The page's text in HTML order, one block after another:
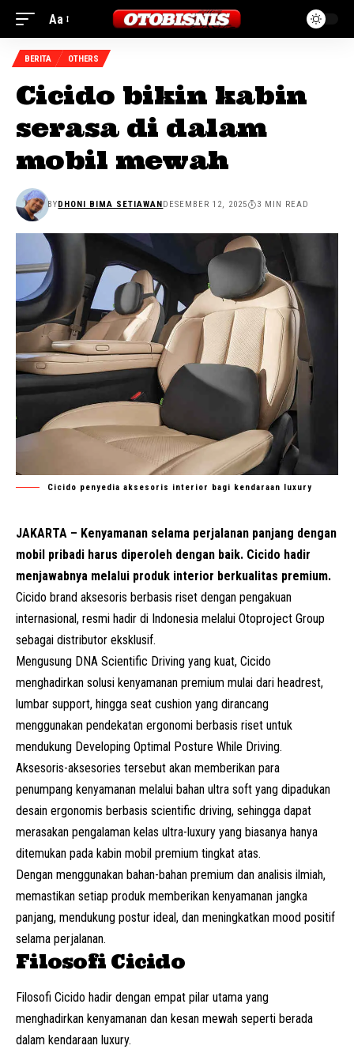
Aa
BERITA OTHERS
Cicido bikin kabin
serasa di dalam
mobil mewah
BYDHONI BIMA SETIAWANDESEMBER 12, 2025 3 MIN READ
Cicido penyedia aksesoris interior bagi kendaraan luxury
JAKARTA – Kenyamanan selama perjalanan panjang dengan
mobil pribadi harus diperoleh dengan baik. Cicido hadir
menjawabnya melalui produk interior berkualitas premium.
Cicido brand aksesoris berbasis riset dengan pengakuan
internasional, resmi hadir di Indonesia melalui Otoproject Group
sebagai distributor eksklusif.
Mengusung DNA Scientific Driving yang kuat, Cicido
menghadirkan solusi kenyamanan premium mulai dari headrest,
lumbar support, hingga seat cushion yang dirancang
menggunakan pendekatan ergonomi berbasis riset untuk
mendukung Developing Optimal Posture While Driving.
Aksesoris-aksesories tersebut akan memberikan para
penumpang kenyamanan melalui bahan ultra soft yang dipadukan
desain ergonomis berbasis scientific driving, sehingga dapat
merasakan pengalaman kelas ultra-luxury yang biasanya hanya
ditemukan pada kabin mobil premium tingkat atas.
Dengan menggunakan bahan-bahan premium dan analisis ilmiah,
memastikan setiap produk memberikan kenyamanan jangka
panjang, mendukung postur ideal, dan meningkatkan mood positif
selama perjalanan.
Filosofi Cicido
Filosofi Cicido hadir dengan empat pilar utama yang
menghadirkan kenyamanan dan kesan mewah seperti berada
dalam kendaraan luxury.